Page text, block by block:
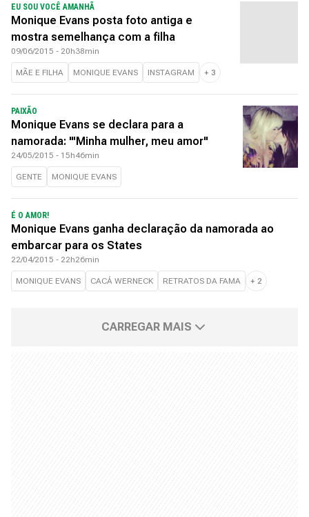
EU SOU VOCÊ AMANHÃ
Monique Evans posta foto antiga e
mostra semelhança com a filha
09/06/2015 - 20h38min
MÃE E FILHA MONIQUE EVANS INSTAGRAM + 3
PAIXÃO
Monique Evans se declara para a
namorada: "'Minha mulher, meu amor"
24/05/2015 - 15h46min
GENTE MONIQUE EVANS
É O AMOR!
Monique Evans ganha declaração da namorada ao
embarcar para os States
22/04/2015 - 22h26min
MONIQUE EVANS CACÁ WERNECK RETRATOS DA FAMA + 2
CARREGAR MAIS